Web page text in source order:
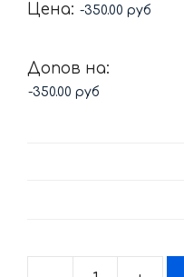
Цена:
Допов на: